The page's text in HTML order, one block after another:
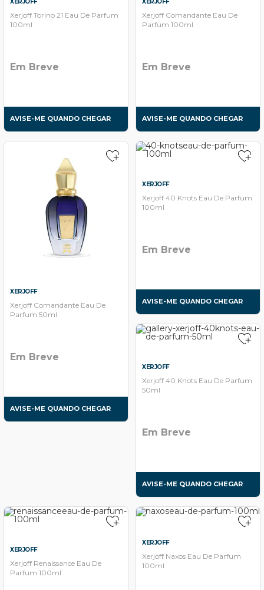
Xerjoff Torino 21 Eau De Parfum
100ml
Em Breve
AVISE-ME QUANDO CHEGAR
Xerjoff Comandante Eau De
Parfum 100ml
Em Breve
AVISE-ME QUANDO CHEGAR
XERJOFF
Xerjoff Comandante Eau De
Parfum 50ml
Em Breve
AVISE-ME QUANDO CHEGAR
XERJOFF
Xerjoff 40 Knots Eau De Parfum
100ml
Em Breve
AVISE-ME QUANDO CHEGAR
XERJOFF
Xerjoff 40 Knots Eau De Parfum
50ml
Em Breve
AVISE-ME QUANDO CHEGAR
XERJOFF
Xerjoff Renaissance Eau De
Parfum 100ml
XERJOFF
Xerjoff Naxos Eau De Parfum
100ml